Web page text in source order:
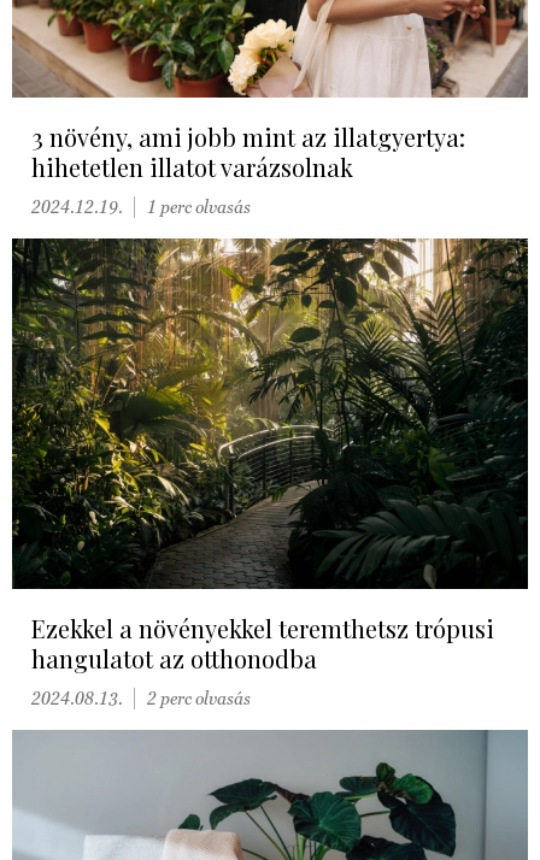
3 növény, ami jobb mint az illatgyertya:
hihetetlen illatot varázsolnak
2024.12.19. 1 perc olvasás
Ezekkel a növényekkel teremthetsz trópusi
hangulatot az otthonodba
2024.08.13. 2 perc olvasás